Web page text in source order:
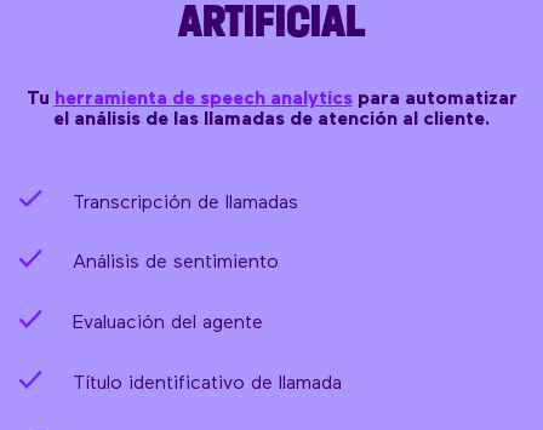
ARTIFICIAL
Tu herramienta de speech analyticspara automatizar
el análisis de las llamadas de atención al cliente.
Transcripción de llamadas
Análisis de sentimiento
Evaluación del agente
Título identificativo de llamada